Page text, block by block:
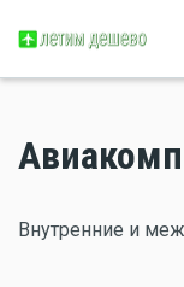
Внутренние и